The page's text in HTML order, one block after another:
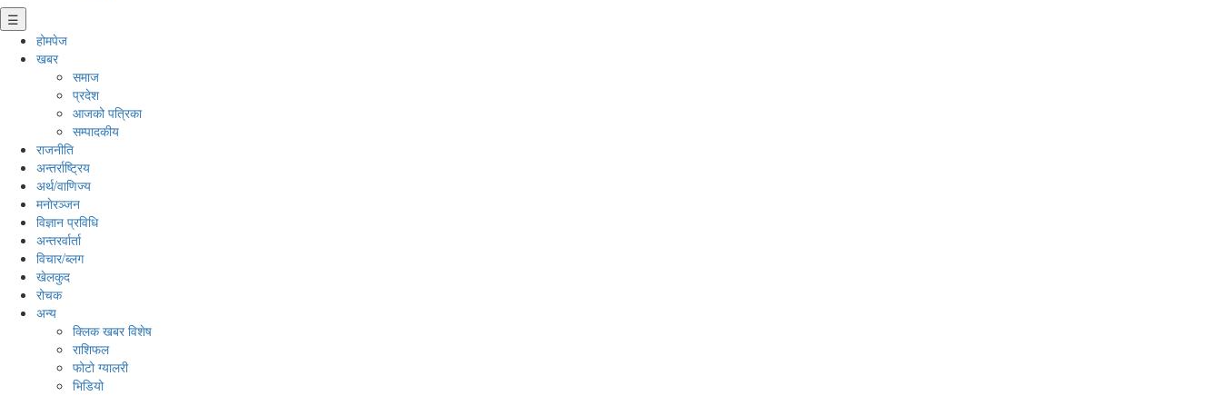
☰
होमपेज
खबर
समाज
प्रदेश
आजको पत्रिका
सम्पादकीय
राजनीति
अन्तर्राष्ट्रिय
अर्थ/वाणिज्य
मनाेरञ्जन
विज्ञान प्रविधि
अन्तरर्वार्ता
विचार/ब्लग
खेलकुद
रोचक
अन्य
क्लिक खबर विशेष
राशिफल
फोटो ग्यालरी
भिडियो